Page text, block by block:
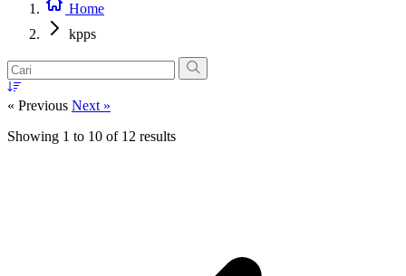
Home
kpps
« Previous Next »
Showing 1 to 10 of 12 results